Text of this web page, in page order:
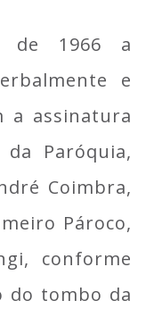
de 1966 a
e
a assinatura
Paróquia,
Coimbra,
Pároco,
conforme
do tombo da